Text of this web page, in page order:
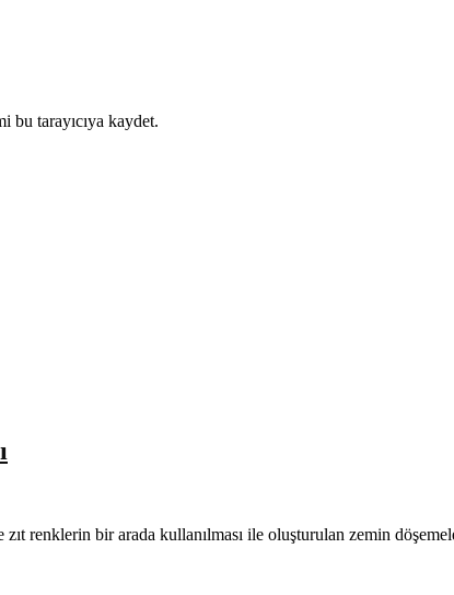
bu tarayıcıya kaydet.
renklerin bir arada kullanılması ile oluşturulan zemin